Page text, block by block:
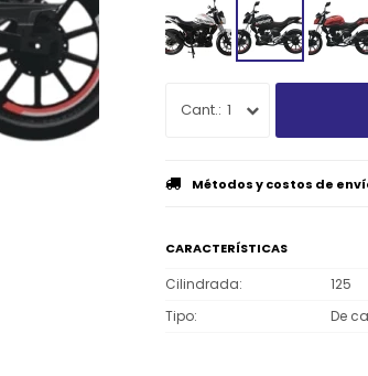
1
Métodos y costos de
CARACTERÍSTICAS
Cilindrada
125
Tipo
De